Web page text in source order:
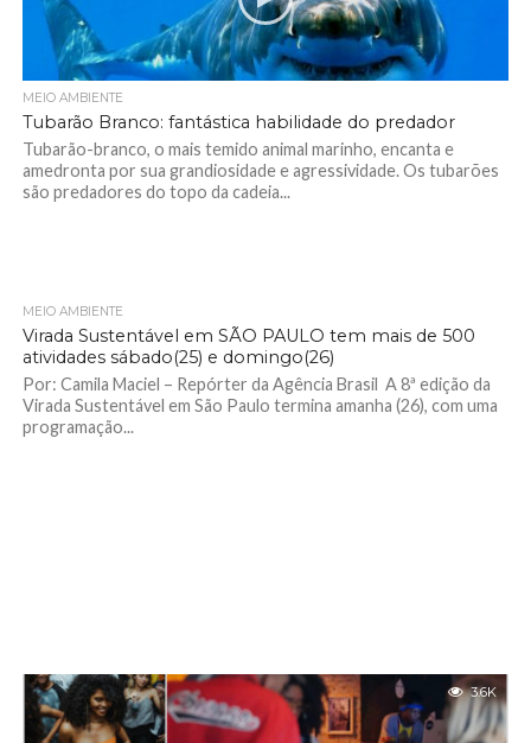
MEIO AMBIENTE
Tubarão Branco: fantástica habilidade do predador
Tubarão-branco, o mais temido animal marinho, encanta e
amedronta por sua grandiosidade e agressividade. Os tubarões
são predadores do topo da cadeia...
MEIO AMBIENTE
Virada Sustentável em SÃO PAULO tem mais de 500
atividades sábado(25) e domingo(26)
Por: Camila Maciel – Repórter da Agência Brasil A 8ª edição da
Virada Sustentável em São Paulo termina amanha (26), com uma
programação...
3.6K